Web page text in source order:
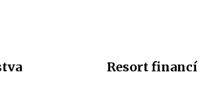
Resort financí